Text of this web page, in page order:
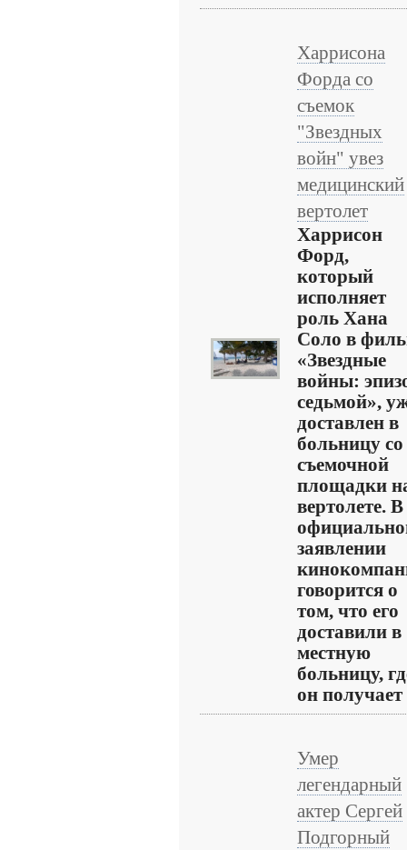
Харрисона
Форда со
съемок
"Звездных
войн" увез
медицинский
вертолет
Харрисон
Форд,
который
исполняет
роль Хана
Соло в
«Звездные
войны:
седьмой»,
доставлен в
больницу со
съемочной
площадки
вертолете. В
заявлении
говорится о
том, что его
доставили в
местную
больницу,
он получает
Умер
легендарный
актер Сергей
Подгорный